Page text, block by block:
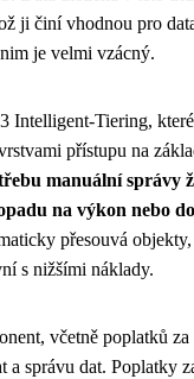
ji činí vhodnou pro
je velmi vzácný.
Intelligent-Tiering, které
přístupu na
manuální správy
na výkon nebo
přesouvá
s nižšími náklady.
včetně poplatků
a správu dat. Poplatky